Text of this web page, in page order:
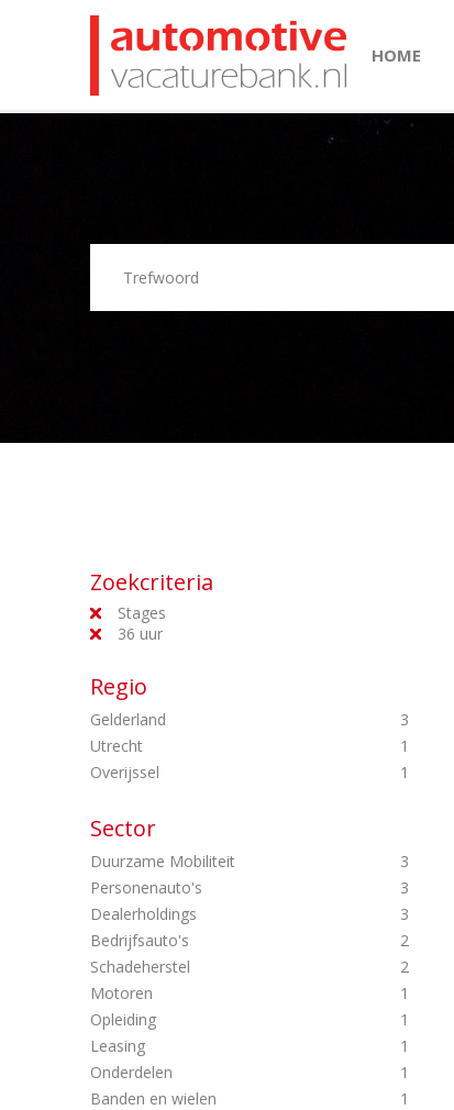
HOME
Zoekcriteria
Stages
36 uur
Regio
Gelderland
3
Utrecht
1
Overijssel
1
Sector
Duurzame Mobiliteit
3
Personenauto's
3
Dealerholdings
3
Bedrijfsauto's
2
Schadeherstel
2
Motoren
1
Opleiding
1
Leasing
1
Onderdelen
1
Banden en wielen
1